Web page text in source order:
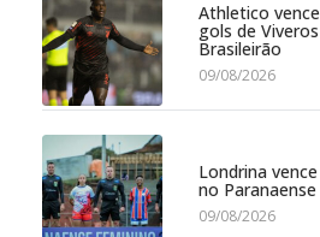
Athletico
gols de
Brasileirão
09/08/2026
Londrina
no
09/08/2026